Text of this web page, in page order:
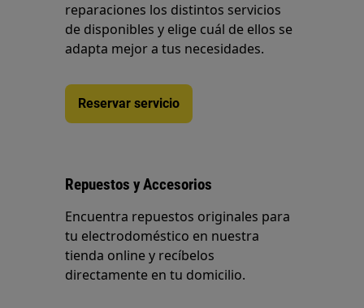
reparaciones los distintos servicios
de disponibles y elige cuál de ellos se
adapta mejor a tus necesidades.
Reservar servicio
Repuestos y Accesorios
Encuentra repuestos originales para
tu electrodoméstico en nuestra
tienda online y recíbelos
directamente en tu domicilio.